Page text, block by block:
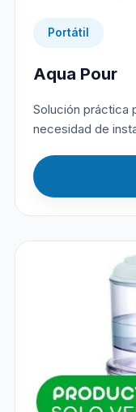
Portátil
Aqua Pour
Solución práctica
necesidad de